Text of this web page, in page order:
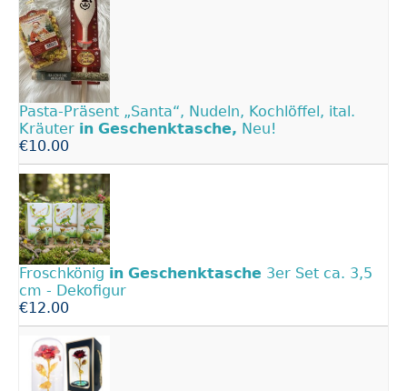
Pasta-Präsent „Santa“, Nudeln, Kochlöffel, ital.
Kräuter in Geschenktasche, Neu!
€10.00
Froschkönig in Geschenktasche 3er Set ca. 3,5
cm - Dekofigur
€12.00